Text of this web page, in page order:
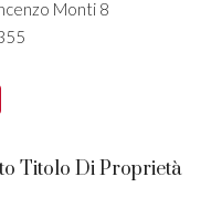
Monti 8
Titolo Di Proprietà